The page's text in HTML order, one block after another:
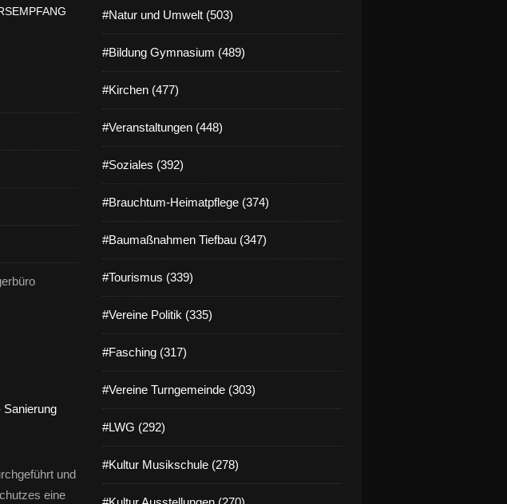
A
und
eine
#Natur und Umwelt (503)
#Bildung Gymnasium (489)
#Kirchen (477)
#Veranstaltungen (448)
#Soziales (392)
#Brauchtum-Heimatpflege (374)
#Baumaßnahmen Tiefbau (347)
#Tourismus (339)
#Vereine Politik (335)
#Fasching (317)
#Vereine Turngemeinde (303)
#LWG (292)
#Kultur Musikschule (278)